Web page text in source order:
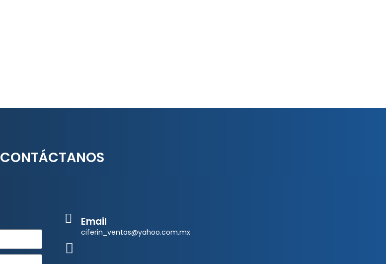
CONTÁCTANOS
Email
ciferin_ventas@yahoo.com.mx